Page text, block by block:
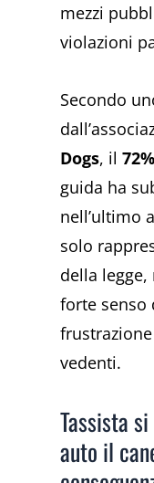
mezzi
violazioni
Secondo
Dogs, il72%
guida ha
nell’ultimo
solo
della
forte senso
vedenti.
Tassista
auto il